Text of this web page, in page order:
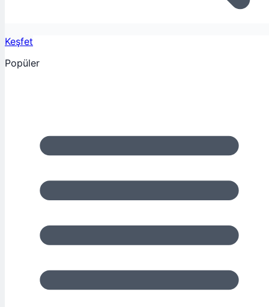
Keşfet
Popüler